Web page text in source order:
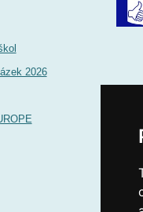
2026